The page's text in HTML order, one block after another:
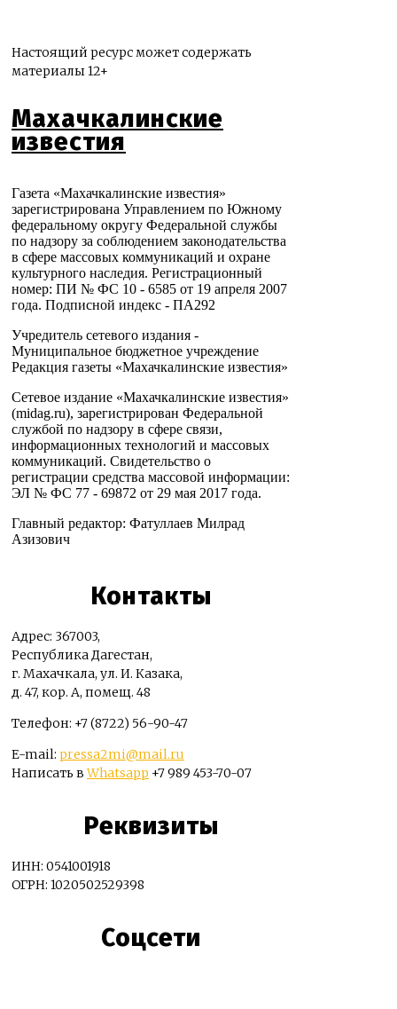
Настоящий ресурс может содержать
материалы 12+
Махачкалинские
известия
Газета «Махачкалинские известия»
зарегистрирована Управлением по Южному
федеральному округу Федеральной службы
по надзору за соблюдением законодательства
в сфере массовых коммуникаций и охране
культурного наследия. Регистрационный
номер: ПИ № ФС 10 - 6585 от 19 апреля 2007
года. Подписной индекс - ПА292
Учредитель сетевого издания -
Муниципальное бюджетное учреждение
Редакция газеты «Махачкалинские известия»
Сетевое издание «Махачкалинские известия»
(midag.ru), зарегистрирован Федеральной
службой по надзору в сфере связи,
информационных технологий и массовых
коммуникаций. Свидетельство о
регистрации средства массовой информации:
ЭЛ № ФС 77 - 69872 от 29 мая 2017 года.
Главный редактор: Фатуллаев Милрад
Азизович
Контакты
Адрес: 367003,
Республика Дагестан,
г. Махачкала, ул. И. Казака,
д. 47, кор. А, помещ. 48
Телефон: +7 (8722) 56-90-47
E-mail: pressa2mi@mail.ru
Написать вWhatsapp +7 989 453-70-07
Реквизиты
ИНН: 0541001918
ОГРН: 1020502529398
Соцсети